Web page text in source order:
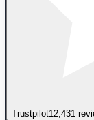
Trustpilot12,431